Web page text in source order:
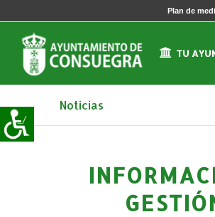
Plan de
TU
Noticias